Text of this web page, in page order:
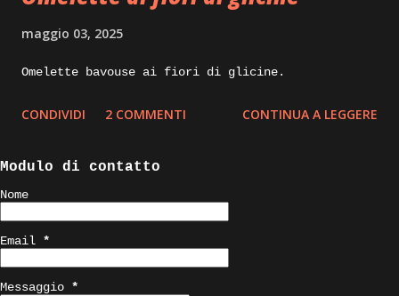
maggio 03, 2025
Omelette bavouse ai fiori di glicine.
CONDIVIDI 2 COMMENTI CONTINUA A LEGGERE
Modulo di contatto
Nome
Email *
Messaggio *